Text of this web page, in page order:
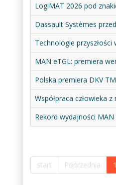
LogiMAT 2026 pod
Dassault Systèmes
Technologie przyszłości
MAN eTGL: premiera
Polska premiera DKV
Współpraca człowieka
Rekord wydajności MAN
start Poprzednia 1